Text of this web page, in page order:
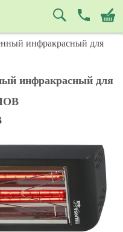
инфракрасный для
инфракрасный для